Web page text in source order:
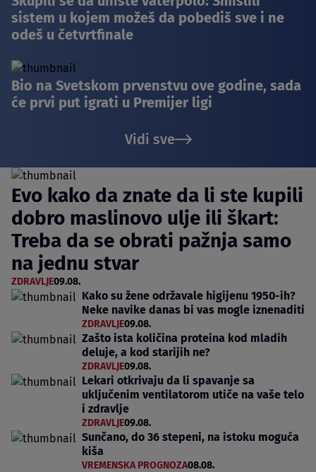
sistem u kojem možeš da pobediš sve i ne
odeš u četvrtfinale
Bio na Svetskom prvenstvu ove godine, sada
će prvi put igrati u Premijer ligi
Vidi sve
Evo kako da znate da li ste kupili
dobro maslinovo ulje ili škart:
Treba da se obrati pažnja samo
na jednu stvar
ZDRAVLJE09.08.
Kako su žene održavale higijenu 1950-ih?
Neke navike danas bi vas mogle iznenaditi
ZDRAVLJE09.08.
Zašto ista količina proteina kod mladih
deluje, a kod starijih ne?
ZDRAVLJE09.08.
Lekari otkrivaju da li spavanje sa
uključenim ventilatorom utiče na vaše telo
i zdravlje
ZDRAVLJE09.08.
Sunčano, do 36 stepeni, na istoku moguća
kiša
VREMENSKA PROGNOZA08.08.